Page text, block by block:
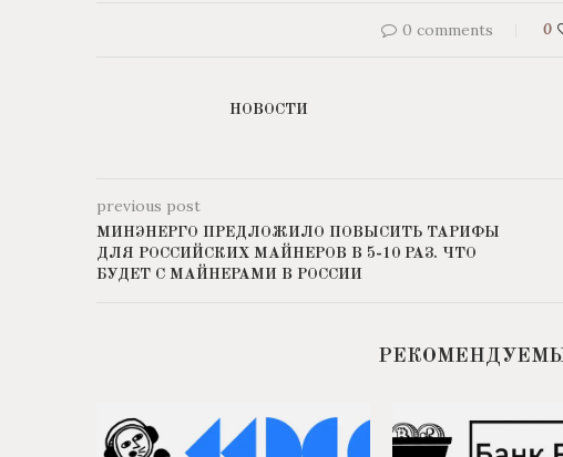
0 comments 0
НОВОСТИ
previous post
МИНЭНЕРГО ПРЕДЛОЖИЛО ПОВЫСИТЬ ТАРИФЫ
ДЛЯ РОССИЙСКИХ МАЙНЕРОВ В 5-10 РАЗ. ЧТО
БУДЕТ С МАЙНЕРАМИ В РОССИИ